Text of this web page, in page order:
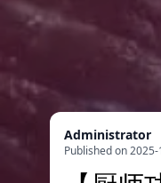
Administrator
Published on